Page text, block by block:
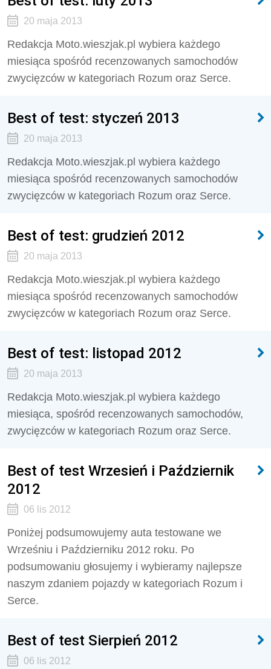
20 maja 2013
Redakcja Moto.wieszjak.pl wybiera każdego
miesiąca spośród recenzowanych samochodów
zwycięzców w kategoriach Rozum oraz Serce.
Best of test: styczeń 2013
20 maja 2013
Redakcja Moto.wieszjak.pl wybiera każdego
miesiąca spośród recenzowanych samochodów
zwycięzców w kategoriach Rozum oraz Serce.
Best of test: grudzień 2012
20 maja 2013
Redakcja Moto.wieszjak.pl wybiera każdego
miesiąca spośród recenzowanych samochodów
zwycięzców w kategoriach Rozum oraz Serce.
Best of test: listopad 2012
20 maja 2013
Redakcja Moto.wieszjak.pl wybiera każdego
miesiąca, spośród recenzowanych samochodów,
zwycięzców w kategoriach Rozum oraz Serce.
Best of test Wrzesień i Październik
2012
06 lis 2012
Poniżej podsumowujemy auta testowane we
Wrześniu i Październiku 2012 roku. Po
podsumowaniu głosujemy i wybieramy najlepsze
naszym zdaniem pojazdy w kategoriach Rozum i
Serce.
Best of test Sierpień 2012
06 lis 2012